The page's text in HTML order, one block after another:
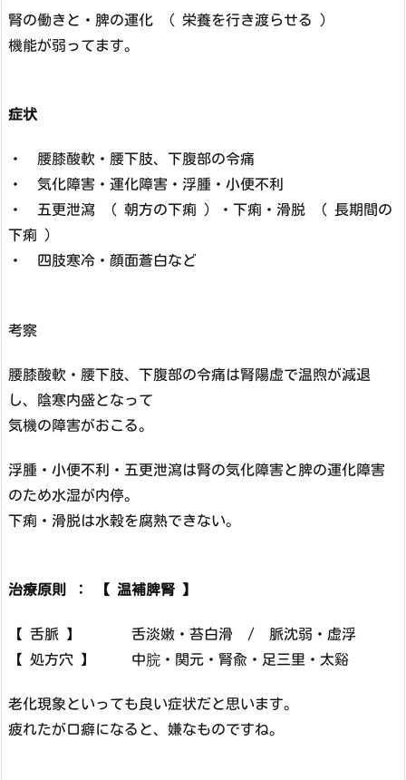
腎の働きと・脾の運化 （ 栄養を行き渡らせる ）
機能が弱ってます。
症状
・ 腰膝酸軟・腰下肢、下腹部の令痛
・ 気化障害・運化障害・浮腫・小便不利
・ 五更泄瀉 （ 朝方の下痢 ）・下痢・滑脱 （ 長期間の
下痢 ）
・ 四肢寒冷・顔面蒼白など
考察
腰膝酸軟・腰下肢、下腹部の令痛は腎陽虚で温煦が減退
し、陰寒内盛となって
気機の障害がおこる。
浮腫・小便不利・五更泄瀉は腎の気化障害と脾の運化障害
のため水湿が内停。
下痢・滑脱は水穀を腐熟できない。
治療原則 ： 【 温補脾腎 】
【 舌脈 】 舌淡嫩・苔白滑 / 脈沈弱・虚浮
【 処方穴 】 中脘・関元・腎兪・足三里・太谿
老化現象といっても良い症状だと思います。
疲れたが口癖になると、嫌なものですね。